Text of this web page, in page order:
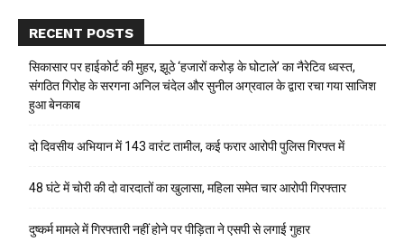
RECENT POSTS
सिकासार पर हाईकोर्ट की मुहर, झूठे ‘हजारों करोड़ के घोटाले’ का नैरेटिव ध्वस्त,
संगठित गिरोह के सरगना अनिल चंदेल और सुनील अग्रवाल के द्वारा रचा गया साजिश
हुआ बेनकाब
दो दिवसीय अभियान में 143 वारंट तामील, कई फरार आरोपी पुलिस गिरफ्त में
48 घंटे में चोरी की दो वारदातों का खुलासा, महिला समेत चार आरोपी गिरफ्तार
दुष्कर्म मामले में गिरफ्तारी नहीं होने पर पीड़िता ने एसपी से लगाई गुहार